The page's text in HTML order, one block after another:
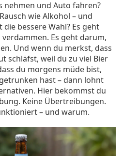
nehmen und Auto fahren?
wie Alkohol – und
bessere Wahl? Es geht
Es geht darum,
Und wenn du merkst, dass
schläfst, weil du zu viel Bier
du morgens müde bist,
hast – dann lohnt
Hier bekommst du
Keine Übertreibungen.
– und warum.